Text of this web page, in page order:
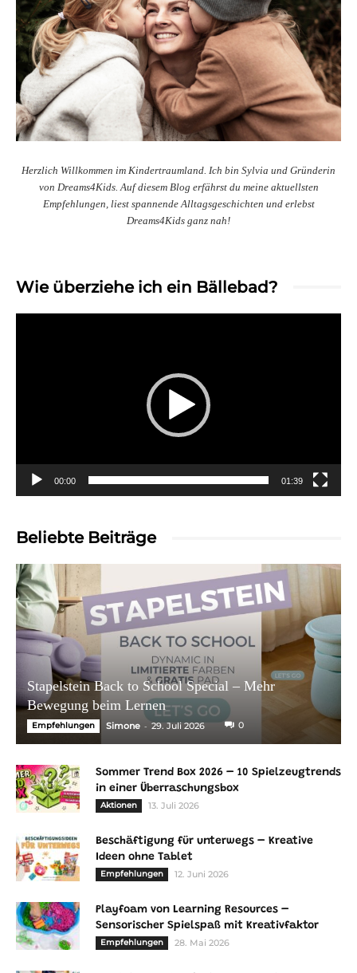
Herzlich Willkommen im Kindertraumland. Ich bin Sylvia und Gründerin
von Dreams4Kids. Auf diesem Blog erfährst du meine aktuellsten
Empfehlungen, liest spannende Alltagsgeschichten und erlebst
Dreams4Kids ganz nah!
Wie überziehe ich ein Bällebad?
00:00 01:39
Beliebte Beiträge
Stapelstein Back to School Special – Mehr
Bewegung beim Lernen
Empfehlungen Simone - 29. Juli 2026 0
Sommer Trend Box 2026 – 10 Spielzeugtrends
in einer Überraschungsbox
Aktionen 13. Juli 2026
Beschäftigung für unterwegs – Kreative
Ideen ohne Tablet
Empfehlungen 12. Juni 2026
Playfoam von Learning Resources –
Sensorischer Spielspaß mit Kreativfaktor
Empfehlungen 28. Mai 2026